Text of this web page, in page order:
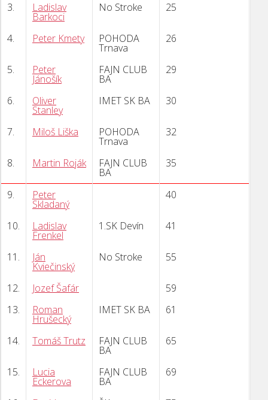
3. Ladislav
Barkoci
No Stroke 25
4. Peter Kmety POHODA
Trnava
26
5. Peter
Jánošík
FAJN CLUB
BA
29
6. Oliver
Stanley
IMET SK BA 30
7. Miloš Liška POHODA
Trnava
32
8. Martin Roják FAJN CLUB
BA
35
9. Peter
Skladaný
40
10. Ladislav
Frenkel
1.SK Devín 41
11. Ján
Kviečinský
No Stroke 55
12. Jozef Šafár
59
13.
Roman
Hrušecký
IMET SK BA 61
14. Tomáš Trutz FAJN CLUB
BA
65
15. Lucia
Eckerova
FAJN CLUB
BA
69